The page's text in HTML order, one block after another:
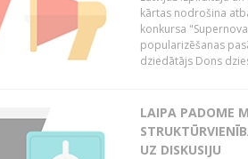
kārtas nodrošina
konkursa
popularizēšanas
dziedātājs Dons
LAIPA PADOME
UZ DISKUSIJU